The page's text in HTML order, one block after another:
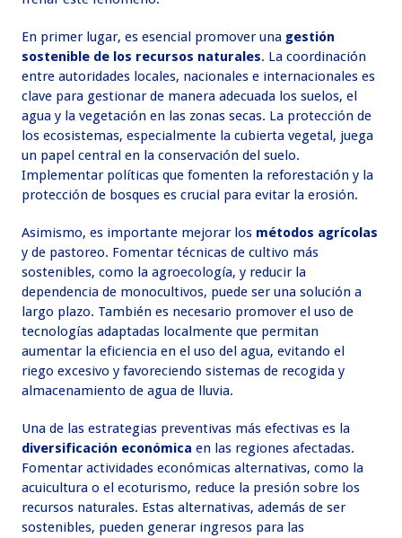
En primer lugar, es esencial promover una gestión
sostenible de los recursos naturales. La coordinación
entre autoridades locales, nacionales e internacionales es
clave para gestionar de manera adecuada los suelos, el
agua y la vegetación en las zonas secas. La protección de
los ecosistemas, especialmente la cubierta vegetal, juega
un papel central en la conservación del suelo.
Implementar políticas que fomenten la reforestación y la
protección de bosques es crucial para evitar la erosión.
Asimismo, es importante mejorar los métodos agrícolas
y de pastoreo. Fomentar técnicas de cultivo más
sostenibles, como la agroecología, y reducir la
dependencia de monocultivos, puede ser una solución a
largo plazo. También es necesario promover el uso de
tecnologías adaptadas localmente que permitan
aumentar la eficiencia en el uso del agua, evitando el
riego excesivo y favoreciendo sistemas de recogida y
almacenamiento de agua de lluvia.
Una de las estrategias preventivas más efectivas es la
diversificación económica en las regiones afectadas.
Fomentar actividades económicas alternativas, como la
acuicultura o el ecoturismo, reduce la presión sobre los
recursos naturales. Estas alternativas, además de ser
sostenibles, pueden generar ingresos para las